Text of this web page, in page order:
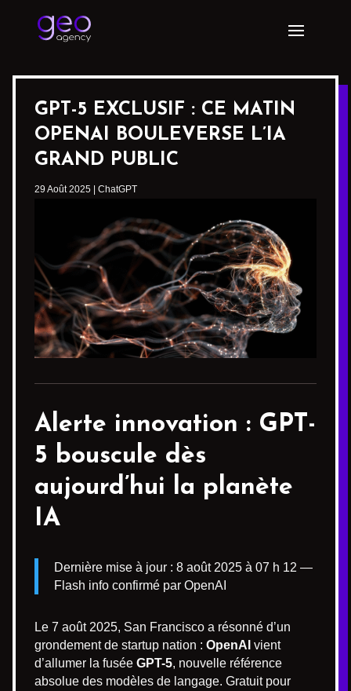
GPT-5 EXCLUSIF : CE MATIN
OPENAI BOULEVERSE L’IA
GRAND PUBLIC
29 Août 2025 ChatGPT
Alerte innovation : GPT-
5 bouscule dès
aujourd’hui la planète
IA
Dernière mise à jour : 8 août 2025 à 07 h 12 —
Flash info confirmé par OpenAI
Le 7 août 2025, San Francisco a résonné d’un
grondement de startup nation : OpenAI vient
d’allumer la fusée GPT-5, nouvelle référence
absolue des modèles de langage. Gratuit pour